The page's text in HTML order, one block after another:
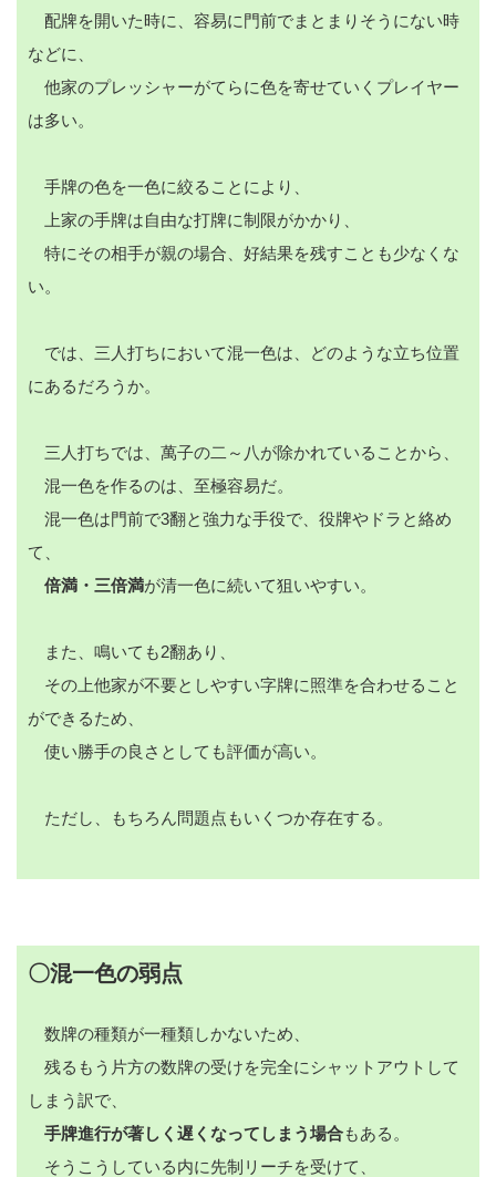
配牌を開いた時に、容易に門前でまとまりそうにない時
などに、
他家のプレッシャーがてらに色を寄せていくプレイヤー
は多い。
手牌の色を一色に絞ることにより、
上家の手牌は自由な打牌に制限がかかり、
特にその相手が親の場合、好結果を残すことも少なくな
い。
では、三人打ちにおいて混一色は、どのような立ち位置
にあるだろうか。
三人打ちでは、萬子の二～八が除かれていることから、
混一色を作るのは、至極容易だ。
混一色は門前で3翻と強力な手役で、役牌やドラと絡め
て、
倍満・三倍満が清一色に続いて狙いやすい。
また、鳴いても2翻あり、
その上他家が不要としやすい字牌に照準を合わせること
ができるため、
使い勝手の良さとしても評価が高い。
ただし、もちろん問題点もいくつか存在する。
〇混一色の弱点
数牌の種類が一種類しかないため、
残るもう片方の数牌の受けを完全にシャットアウトして
しまう訳で、
手牌進行が著しく遅くなってしまう場合もある。
そうこうしている内に先制リーチを受けて、